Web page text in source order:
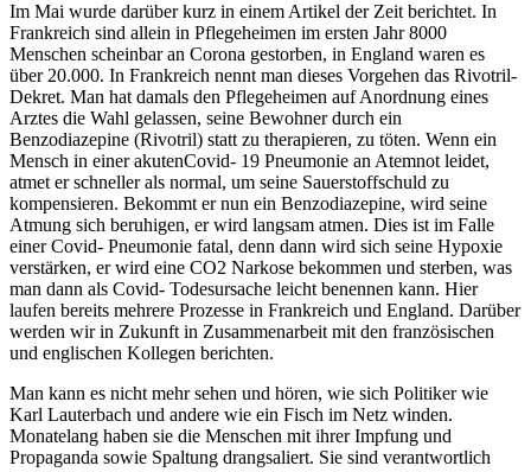
Im Mai wurde darüber kurz in einem Artikel der Zeit berichtet. In
Frankreich sind allein in Pflegeheimen im ersten Jahr 8000
Menschen scheinbar an Corona gestorben, in England waren es
über 20.000. In Frankreich nennt man dieses Vorgehen das Rivotril-
Dekret. Man hat damals den Pflegeheimen auf Anordnung eines
Arztes die Wahl gelassen, seine Bewohner durch ein
Benzodiazepine (Rivotril) statt zu therapieren, zu töten. Wenn ein
Mensch in einer akutenCovid- 19 Pneumonie an Atemnot leidet,
atmet er schneller als normal, um seine Sauerstoffschuld zu
kompensieren. Bekommt er nun ein Benzodiazepine, wird seine
Atmung sich beruhigen, er wird langsam atmen. Dies ist im Falle
einer Covid- Pneumonie fatal, denn dann wird sich seine Hypoxie
verstärken, er wird eine CO2 Narkose bekommen und sterben, was
man dann als Covid- Todesursache leicht benennen kann. Hier
laufen bereits mehrere Prozesse in Frankreich und England. Darüber
werden wir in Zukunft in Zusammenarbeit mit den französischen
und englischen Kollegen berichten.
Man kann es nicht mehr sehen und hören, wie sich Politiker wie
Karl Lauterbach und andere wie ein Fisch im Netz winden.
Monatelang haben sie die Menschen mit ihrer Impfung und
Propaganda sowie Spaltung drangsaliert. Sie sind verantwortlich